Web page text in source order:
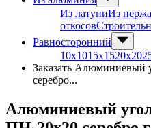
Из латуниИз
откосов
Равносторонний
10х1015х1520х20
Заказать Алюминиевый
серебро...
Алюминиевый